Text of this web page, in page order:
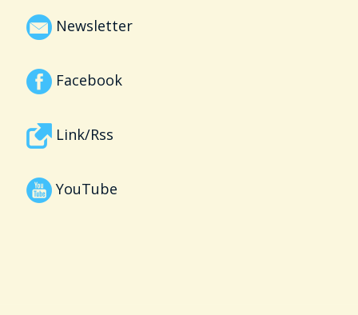
Newsletter
Facebook
Link/Rss
YouTube